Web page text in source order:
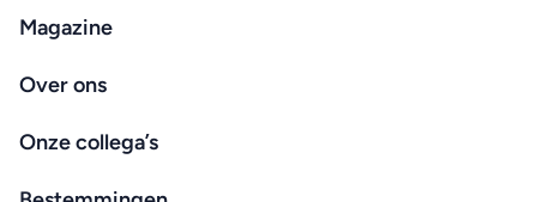
Magazine
Over ons
Onze collega’s